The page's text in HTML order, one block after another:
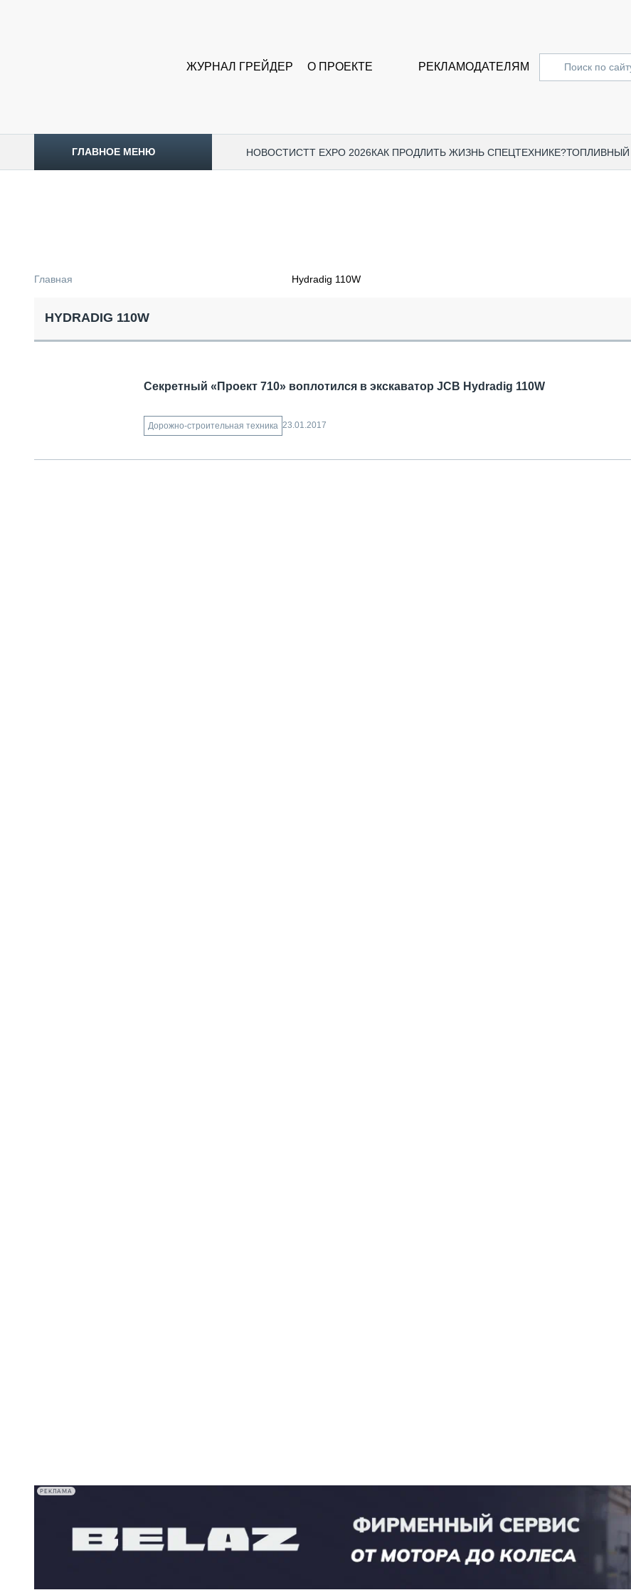
ЖУРНАЛ ГРЕЙДЕР О ПРОЕКТЕ РЕКЛАМОДАТЕЛЯМ
ГЛАВНОЕ МЕНЮ НОВОСТИCTT EXPO 2026КАК ПРОДЛИТЬ ЖИЗНЬ СПЕЦТЕХНИКЕ?ТОПЛИВНЫЙ
СПЕЦТЕХНИКА И ТРАНСПОРТ
ГРУЗОПЕРЕВОЗКИ
ТЕХНИКА КРУПНЫМ ПЛАНОМ
ИСПЫТАТЕЛИ
ДОРОЖНАЯ ИНДУСТРИЯ
КОМТРАНС 2021
БЛИЖАЙШИЕ МЕРОПРИЯТИЯ
Главная Hydradig 110W
HYDRADIG 110W
Секретный «Проект 710» воплотился в экскаватор JCB Hydradig 110W
Дорожно-строительная техника 23.01.2017
РЕКЛАМА